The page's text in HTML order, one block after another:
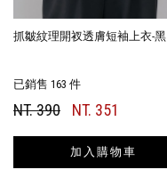
抓皺紋理開衩透膚短袖上衣-黑
已銷售 163 件
NT. 390 NT. 351
加入購物車